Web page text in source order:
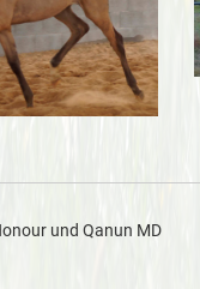
und Qanun MD